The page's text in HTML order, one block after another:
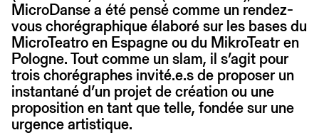
MicroDanse a été pensé comme un rendez-
vous chorégraphique élaboré sur les bases du
MicroTeatro en Espagne ou du MikroTeatr en
Pologne. Tout comme un slam, il s’agit pour
trois chorégraphes invité.e.s de proposer un
instantané d’un projet de création ou une
proposition en tant que telle, fondée sur une
urgence artistique.